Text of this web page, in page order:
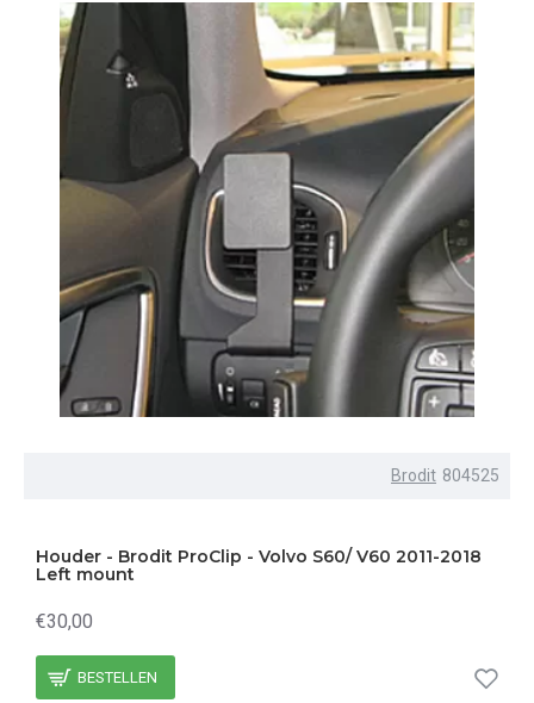
Brodit 804525
Houder - Brodit ProClip - Volvo S60/ V60 2011-2018
Left mount
€30,00
BESTELLEN